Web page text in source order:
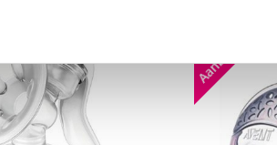
Aanbieding!